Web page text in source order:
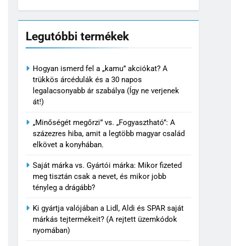
Legutóbbi termékek
Hogyan ismerd fel a „kamu” akciókat? A
trükkös árcédulák és a 30 napos
legalacsonyabb ár szabálya (Így ne verjenek
át!)
„Minőségét megőrzi” vs. „Fogyasztható”: A
százezres hiba, amit a legtöbb magyar család
elkövet a konyhában.
Saját márka vs. Gyártói márka: Mikor fizeted
meg tisztán csak a nevet, és mikor jobb
tényleg a drágább?
Ki gyártja valójában a Lidl, Aldi és SPAR saját
márkás tejtermékeit? (A rejtett üzemkódok
nyomában)